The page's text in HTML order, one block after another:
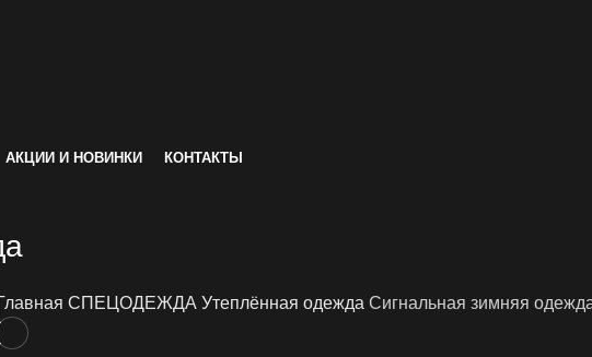
АКЦИИ И НОВИНКИ КОНТАКТЫ
СПЕЦОДЕЖДА Утеплённая одежда Сигнальная зимняя